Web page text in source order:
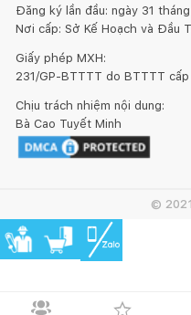
Đăng ký lần đầu: ngày 31
Nơi cấp: Sở Kế Hoạch và Đầu
Giấy phép MXH:
231/GP-BTTTT do BTTTT
Chịu trách nhiệm nội dung:
Bà Cao Tuyết Minh
©